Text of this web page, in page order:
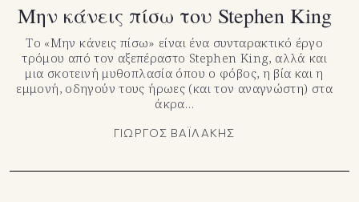
Μην κάνεις πίσω του Stephen King
Το «Μην κάνεις πίσω» είναι ένα συνταρακτικό έργο
τρόμου από τον αξεπέραστο Stephen King, αλλά και
μια σκοτεινή μυθοπλασία όπου ο φόβος, η βία και η
εμμονή, οδηγούν τους ήρωες (και τον αναγνώστη) στα
άκρα…
ΓΙΩΡΓΟΣ ΒΑΪΛΑΚΗΣ